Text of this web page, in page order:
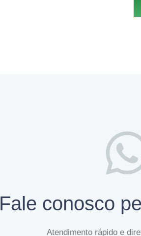
Fale conosco
Atendimento rápido e